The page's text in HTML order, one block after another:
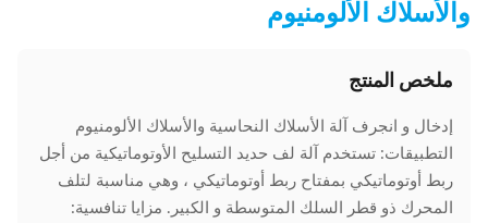
والأسلاك الألومنيوم
ملخص المنتج
إدخال و انجرف آلة الأسلاك النحاسية والأسلاك الألومنيوم
التطبيقات: تستخدم آلة لف حديد التسليح الأوتوماتيكية من أجل
ربط أوتوماتيكي بمفتاح ربط أوتوماتيكي ، وهي مناسبة لتلف
المحرك ذو قطر السلك المتوسطة و الكبير. مزايا تنافسية: